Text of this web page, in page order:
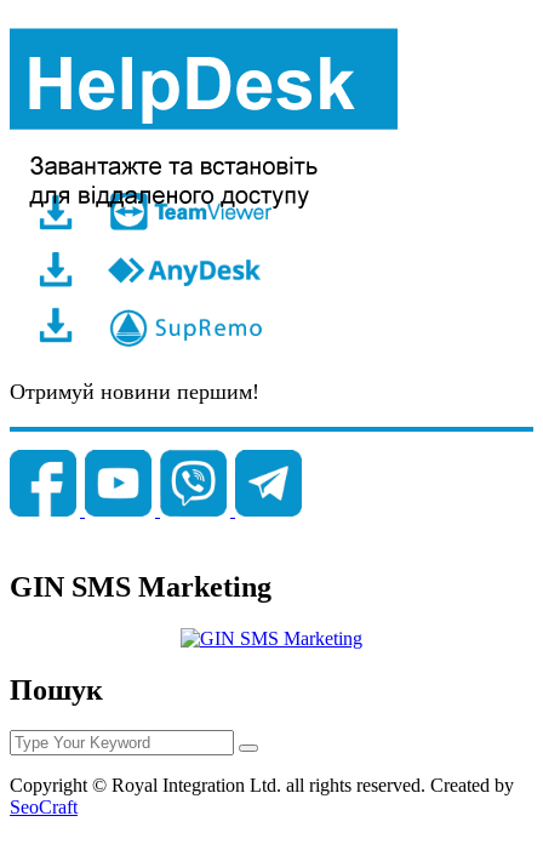
Отримуй новини першим!
GIN SMS Marketing
Пошук
Copyright © Royal Integration Ltd. all rights reserved. Created by
SeoCraft